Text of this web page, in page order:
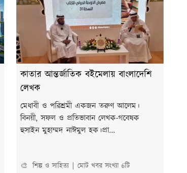
কাতার আন্তর্জাতিক বইমেলায় বাংলাদেশি
লেখক
মেধাবী ও পরিশ্রমী একজন তরুণ আলেম।
বিনয়ী, সফল ও প্রতিভাবান লেখক-গবেষক
হুসাইন মুহাম্মদ নাঈমুল হক।প্রা...
🎨 শিল্প ও সাহিত্য মোট খবর সংখ্যা 6টি